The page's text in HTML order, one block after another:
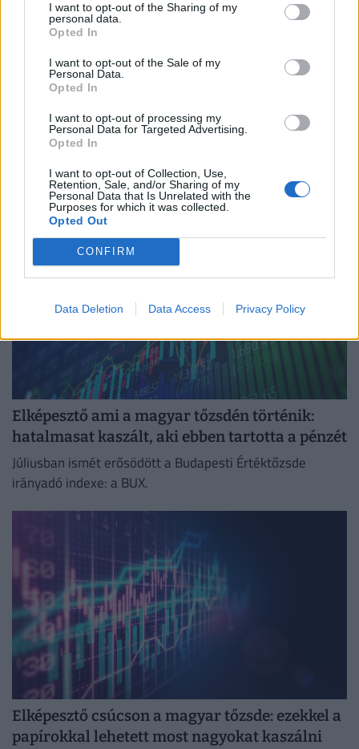
I want to opt-out of the Sharing of my
personal data.
Opted In
I want to opt-out of the Sale of my
Personal Data.
Opted In
I want to opt-out of processing my
Personal Data for Targeted Advertising.
Opted In
I want to opt-out of Collection, Use,
Retention, Sale, and/or Sharing of my
Personal Data that Is Unrelated with the
Purposes for which it was collected.
Opted Out
CONFIRM
Data Deletion Data Access Privacy Policy
Óriási pénzeket mozgatott meg világszerte a
magyarországi kormányváltás: sokaknak most
érik csak a hideg zuhany?
piacbarát magyar politikai fordulat és a közeledő
euróbevezetés narratíváját.
Elképesztő ami a magyar tőzsdén történik:
hatalmasat kaszált, aki ebben tartotta a pénzét
Júliusban ismét erősödött a Budapesti Értéktőzsde
irányadó indexe: a BUX.
Elképesztő csúcson a magyar tőzsde: ezekkel a
papírokkal lehetett most nagyokat kaszálni